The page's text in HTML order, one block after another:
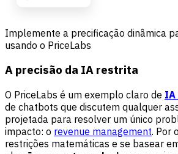
Implemente a precificação dinâmica
usando o PriceLabs
A precisão da IA restrita
O PriceLabs é um exemplo claro de
de chatbots que discutem qualquer
projetada para resolver um único
impacto: o revenue management. Por
restrições matemáticas e se basear